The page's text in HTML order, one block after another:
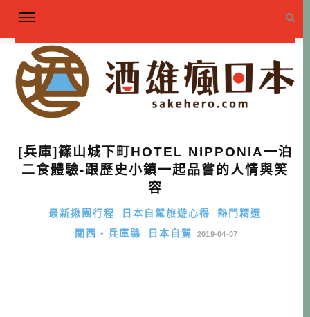
[兵庫]篠山城下町HOTEL NIPPONIA一泊
二食體驗-跟歷史小鎮一起品嘗的人情與笑
容
最新揪團行程 日本自駕旅遊心得
熱門精選
關西・兵庫縣
日本自駕 2019-04-07